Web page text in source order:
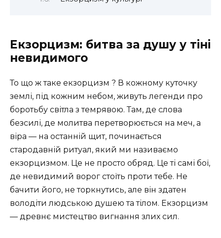
Екзорцизм: битва за душу у тіні
невидимого
То що ж таке екзорцизм ? В кожному куточку
землі, під кожним небом, живуть легенди про
боротьбу світла з темрявою. Там, де слова
безсилі, де молитва перетворюється на меч, а
віра — на останній щит, починається
стародавній ритуал, який ми називаємо
екзорцизмом. Це не просто обряд. Це ті самі бої,
де невидимий ворог стоїть проти тебе. Не
бачити його, не торкнутись, але він здатен
володіти людською душею та тілом. Екзорцизм
— древнє мистецтво вигнання злих сил.